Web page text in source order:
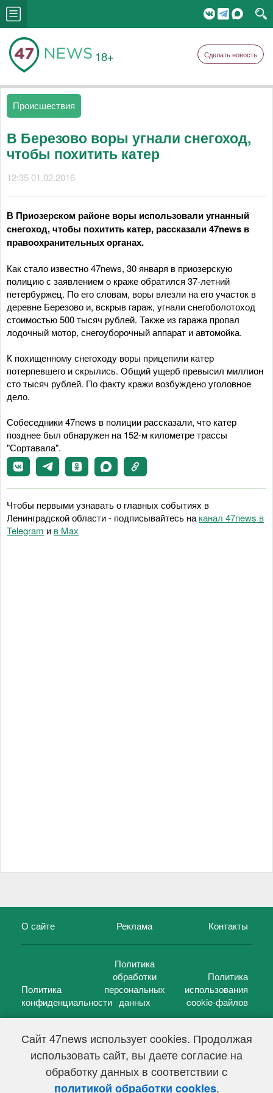
Сайт 47news использует cookies. Продолжая
использовать сайт, вы даете согласие на
обработку данных в соответствии с
политикой обработки cookies.
18+ Сделать новость
Происшествия
В Березово воры угнали снегоход,
чтобы похитить катер
12:35 01.02.2016
В Приозерском районе воры использовали угнанный
снегоход, чтобы похитить катер, рассказали 47news в
правоохранительных органах.
Как стало известно 47news, 30 января в приозерскую
полицию с заявлением о краже обратился 37-летний
петербуржец. По его словам, воры влезли на его участок в
деревне Березово и, вскрыв гараж, угнали снегоболотоход
стоимостью 500 тысяч рублей. Также из гаража пропал
лодочный мотор, снегоуборочный аппарат и автомойка.
К похищенному снегоходу воры прицепили катер
потерпевшего и скрылись. Общий ущерб превысил миллион
сто тысяч рублей. По факту кражи возбуждено уголовное
дело.
Собеседники 47news в полиции рассказали, что катер
позднее был обнаружен на 152-м километре трассы
"Сортавала".
Чтобы первыми узнавать о главных событиях в
Ленинградской области - подписывайтесь на канал 47news в
Telegram и в Maх
О сайте Реклама Контакты
Политика
конфиденциальности
Политика
обработки
персональных
данных
Политика
использования
cookie-файлов
47 новостей (47 news)2005 — 2026 г.
Свидетельство о регистрации СМИ Эл № ФС 77-39848, выдано
Федеральной службой по надзору в сфере связи,